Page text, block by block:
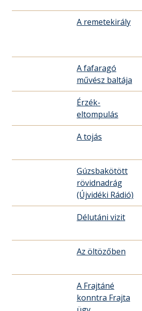
A remetekirály
A fafaragó
művész baltája
Érzék-
eltompulás
A tojás
Gúzsbakötött
rövidnadrág
(Újvidéki Rádió)
Délutáni vizit
Az öltözőben
A Frajtáné
konntra Frajta